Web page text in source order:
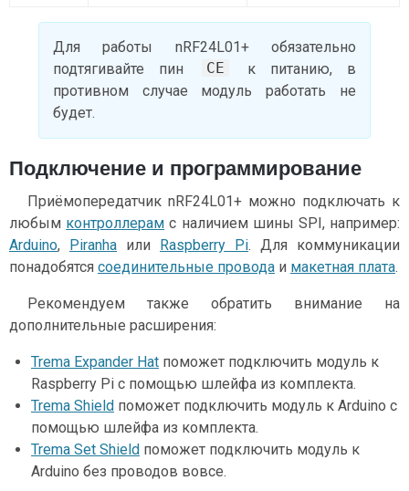
Для работы nRF24L01+ обязательно
подтягивайте пин
CE
к питанию, в
противном случае модуль работать не
будет.
Подключение и программирование
Приёмопередатчик nRF24L01+ можно подключать к
любым контроллерам с наличием шины SPI, например:
Arduino, Piranha или Raspberry Pi. Для коммуникации
понадобятся соединительные провода и макетная плата.
Рекомендуем также обратить внимание на
дополнительные расширения:
Trema Expander Hat поможет подключить модуль к
Raspberry Pi с помощью шлейфа из комплекта.
Trema Shield поможет подключить модуль к Arduino с
помощью шлейфа из комплекта.
Trema Set Shield поможет подключить модуль к
Arduino без проводов вовсе.